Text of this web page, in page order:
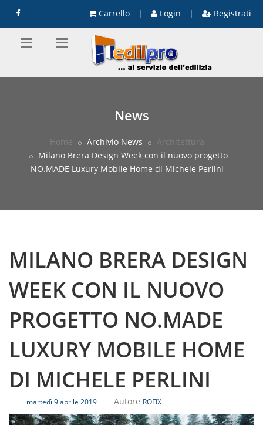
Carrello | Login | Registrati
News
Home Archivio News
Architettura
Milano Brera Design Week con il nuovo progetto
NO.MADE Luxury Mobile Home di Michele Perlini
MILANO BRERA DESIGN
WEEK CON IL NUOVO
PROGETTO NO.MADE
LUXURY MOBILE HOME
DI MICHELE PERLINI
martedì 9 aprile 2019 Autore ROFIX